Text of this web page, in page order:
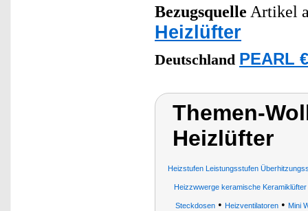
Bezugsquelle Artikel
Heizlüfter
Deutschland PEARL
Themen-
Heizlüfter
Heizstufen Leistungsstufen
Heizzwwerge keramische Keramiklüfter
Steckdosen• Heizventilatoren• Mini